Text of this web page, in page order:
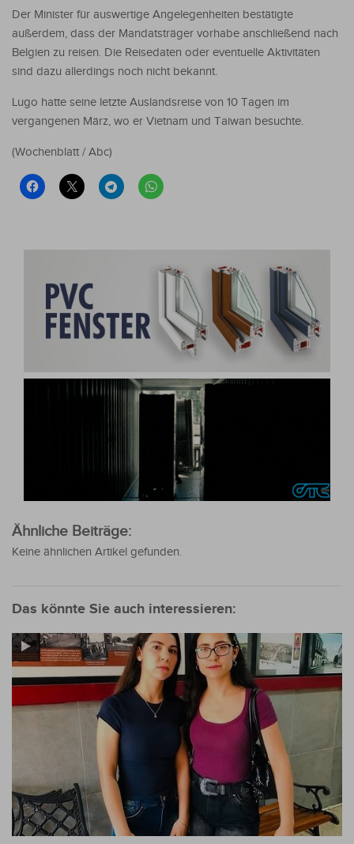
Der Minister für auswertige Angelegenheiten bestätigte
außerdem, dass der Mandatsträger vorhabe anschließend nach
Belgien zu reisen. Die Reisedaten oder eventuelle Aktivitäten
sind dazu allerdings noch nicht bekannt.
Lugo hatte seine letzte Auslandsreise von 10 Tagen im
vergangenen März, wo er Vietnam und Taiwan besuchte.
(Wochenblatt / Abc)
Ähnliche Beiträge:
Keine ähnlichen Artikel gefunden.
Das könnte Sie auch interessieren: